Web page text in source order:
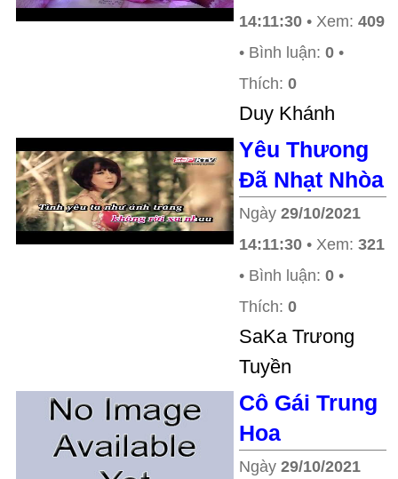
14:11:30 • Xem: 409
• Bình luận: 0 •
Thích: 0
Duy Khánh
Yêu Thưong
Đã Nhạt Nhòa
Ngày 29/10/2021
14:11:30 • Xem: 321
• Bình luận: 0 •
Thích: 0
SaKa Trưong
Tuyền
Cô Gái Trung
Hoa
Ngày 29/10/2021